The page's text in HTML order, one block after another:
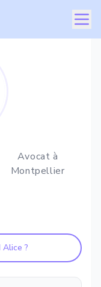
Avocat à
Montpellier
Alice ?